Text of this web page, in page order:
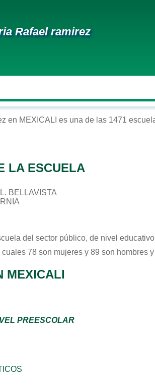
Rafael ramirez
en MEXICALI es una de las 1471
LA ESCUELA
BELLAVISTA
del sector público, de nivel educativo
78 son mujeres y 89 son hombres
MEXICALI
PREESCOLAR